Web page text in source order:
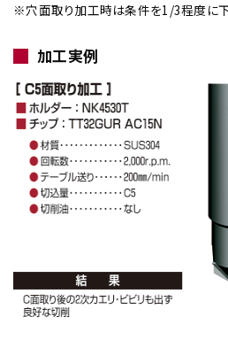
※穴面取り加工時は条件を1/3程度に下
加工実例